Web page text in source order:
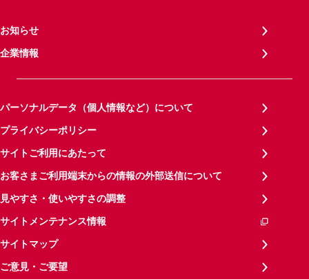
お知らせ
企業情報
パーソナルデータ（個人情報など）について
プライバシーポリシー
サイトご利用にあたって
お客さまご利用端末からの情報の外部送信について
見やすさ・使いやすさの調整
サイトメンテナンス情報
サイトマップ
ご意見・ご要望